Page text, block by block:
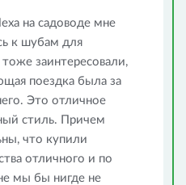
на садоводе мне
к шубам для
заинтересовали,
поездка была за
Это отличное
стиль. Причем
что купили
отличного и по
мы бы нигде не